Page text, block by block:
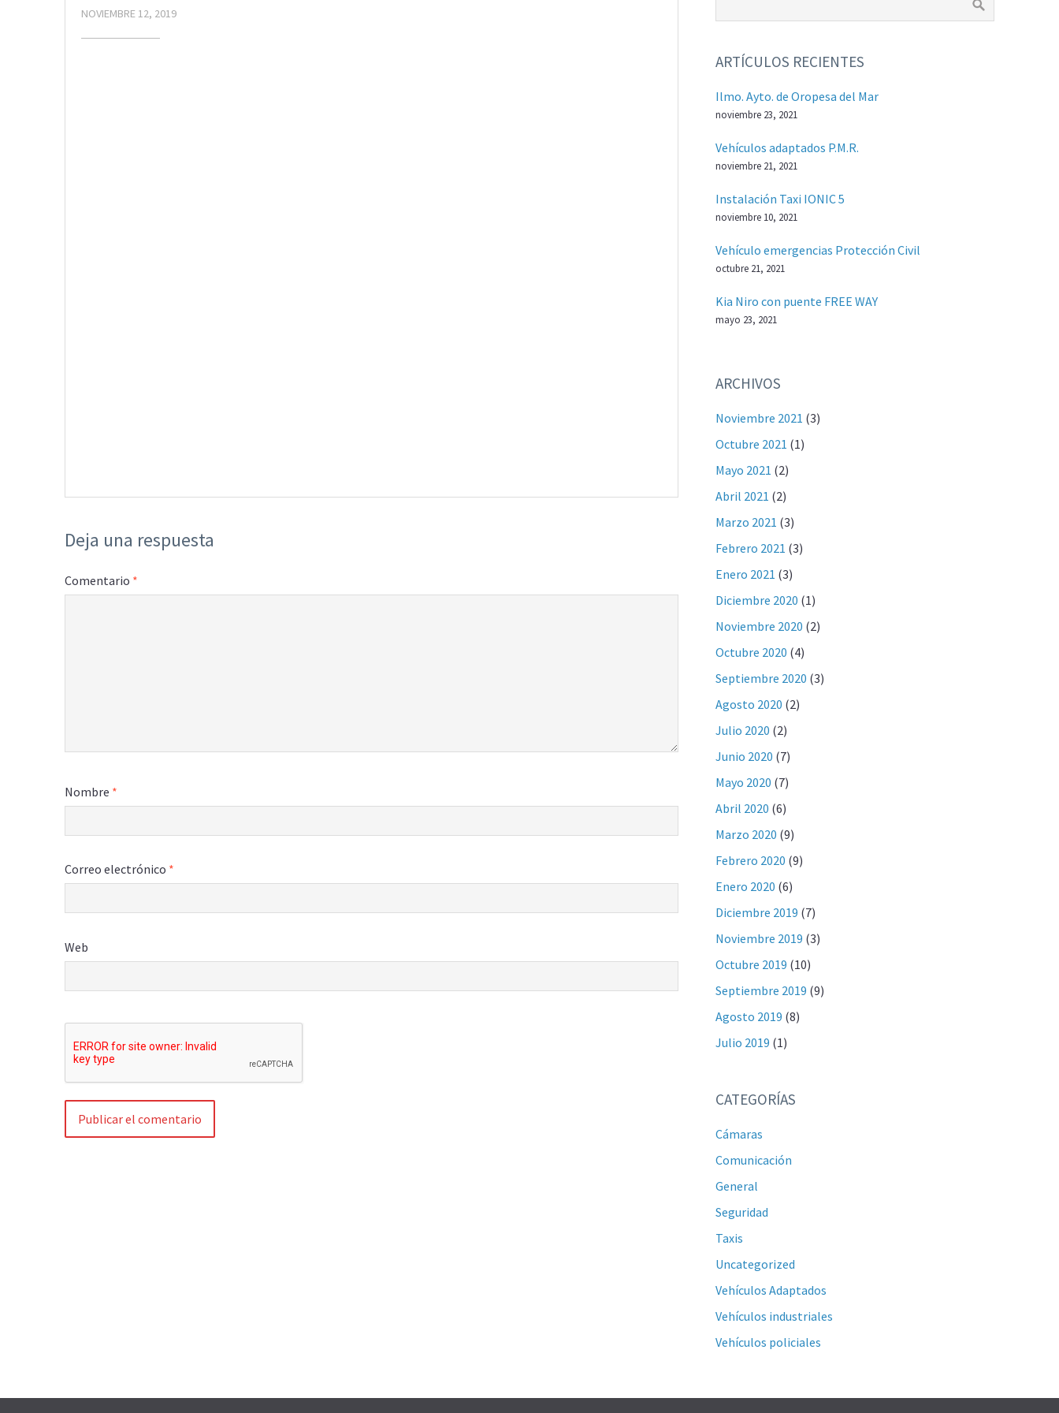
NOVIEMBRE 12, 2019
Deja una respuesta
Comentario *
Nombre *
Correo electrónico *
Web
ARTÍCULOS RECIENTES
Ilmo. Ayto. de Oropesa del Mar
noviembre 23, 2021
Vehículos adaptados P.M.R.
noviembre 21, 2021
Instalación Taxi IONIC 5
noviembre 10, 2021
Vehículo emergencias Protección Civil
octubre 21, 2021
Kia Niro con puente FREE WAY
mayo 23, 2021
ARCHIVOS
Noviembre 2021 (3)
Octubre 2021 (1)
Mayo 2021 (2)
Abril 2021 (2)
Marzo 2021 (3)
Febrero 2021 (3)
Enero 2021 (3)
Diciembre 2020 (1)
Noviembre 2020 (2)
Octubre 2020 (4)
Septiembre 2020 (3)
Agosto 2020 (2)
Julio 2020 (2)
Junio 2020 (7)
Mayo 2020 (7)
Abril 2020 (6)
Marzo 2020 (9)
Febrero 2020 (9)
Enero 2020 (6)
Diciembre 2019 (7)
Noviembre 2019 (3)
Octubre 2019 (10)
Septiembre 2019 (9)
Agosto 2019 (8)
Julio 2019 (1)
CATEGORÍAS
Cámaras
Comunicación
General
Seguridad
Taxis
Uncategorized
Vehículos Adaptados
Vehículos industriales
Vehículos policiales